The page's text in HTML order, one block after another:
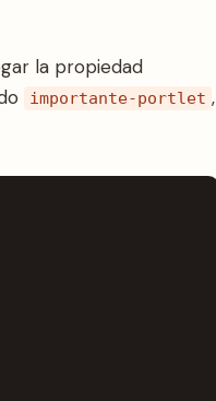
la propiedad
importante-portlet ,